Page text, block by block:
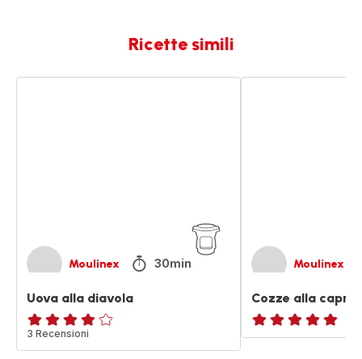
Ricette simili
Moulinex 30min
Uova alla diavola
ratings.3.8
3 Recensioni
Moulinex
Cozze alla
ratings.NaN